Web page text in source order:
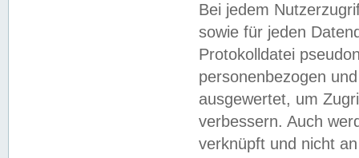
Bei jedem
sowie für jeden
Protokolldatei
personenbezogen
ausgewertet, um
verbessern. Auch
verknüpft und nicht